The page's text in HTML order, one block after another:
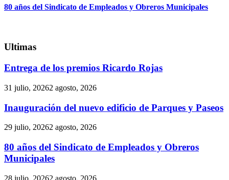
80 años del Sindicato de Empleados y Obreros Municipales
Ultimas
Entrega de los premios Ricardo Rojas
31 julio, 20262 agosto, 2026
Inauguración del nuevo edificio de Parques y Paseos
29 julio, 20262 agosto, 2026
80 años del Sindicato de Empleados y Obreros
Municipales
28 julio, 20262 agosto, 2026